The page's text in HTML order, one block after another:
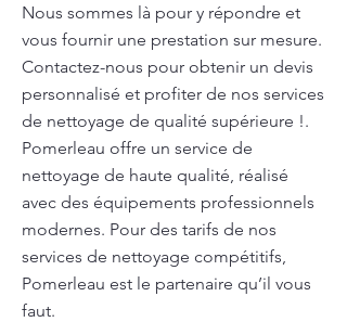
Nous sommes là pour y répondre et
vous fournir une prestation sur mesure.
Contactez-nous pour obtenir un devis
personnalisé et profiter de nos services
de nettoyage de qualité supérieure !.
Pomerleau offre un service de
nettoyage de haute qualité, réalisé
avec des équipements professionnels
modernes. Pour des tarifs de nos
services de nettoyage compétitifs,
Pomerleau est le partenaire qu’il vous
faut.